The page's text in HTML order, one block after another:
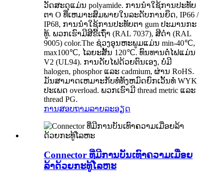
ວັດສະດຸແມ່ນ polyamide. ການ​ນໍາ​ໃຊ້​ການ​ປະ​ທັບ​
ຕາ O ທີ່​ເຫມາະ​ສົມ​ພາຍ​ໃນ​ລະ​ດັບ​ການ​ຍຶດ​, IP66 /
IP68​, ການ​ນໍາ​ໃຊ້​ການ​ປະ​ທັບ​ຕາ gum ປະ​ມານ​ກະ​
ທູ້​. ພວກເຮົາມີສີຂີ້ເຖົ່າ (RAL 7037), ສີດໍາ (RAL
9005) color.The ຊ່ວງອຸນຫະພູມແມ່ນ min-40℃,
max100℃, ໄລຍະສັ້ນ 120℃. ທົນທານຕໍ່ໄຟແມ່ນ
V2 (UL94). ການດັບໄຟດ້ວຍຕົນເອງ, ບໍ່ມີ
halogen, phosphor ແລະ cadmium, ຜ່ານ RoHS.
ມັນສາມາດເຫມາະກັບທໍ່ທັງຫມົດຍົກເວັ້ນທໍ່ WYK
ປະເພດ overload. ພວກເຮົາມີ thread metric ແລະ
thread PG.
ການສອບຖາມລາຍລະອຽດ
Connector ທີ່ມີການບັນເທົາຄວາມເມື່ອຍ
ລ້າດ້ວຍກະທູ້ໂລຫະ